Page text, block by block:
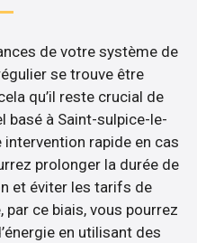
de votre système de
se trouve être
qu’il reste crucial de
basé à Saint-sulpice-le-
rapide en cas
prolonger la durée de
et éviter les tarifs de
par ce biais, vous pourrez
en utilisant des